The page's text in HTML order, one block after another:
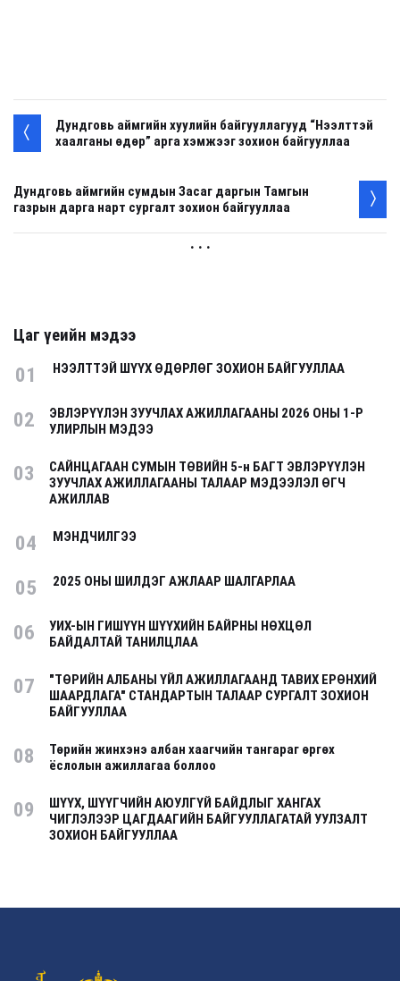
Дундговь аймгийн хуулийн байгууллагууд “Нээлттэй
хаалганы өдөр” арга хэмжээг зохион байгууллаа
Дундговь аймгийн сумдын Засаг даргын Тамгын
газрын дарга нарт сургалт зохион байгууллаа
. . .
Цаг үеийн мэдээ
01 НЭЭЛТТЭЙ ШҮҮХ ӨДӨРЛӨГ ЗОХИОН БАЙГУУЛЛАА
02
ЭВЛЭРҮҮЛЭН ЗУУЧЛАХ АЖИЛЛАГААНЫ 2026 ОНЫ 1-Р
УЛИРЛЫН МЭДЭЭ
03
САЙНЦАГААН СУМЫН ТӨВИЙН 5-н БАГТ ЭВЛЭРҮҮЛЭН
ЗУУЧЛАХ АЖИЛЛАГААНЫ ТАЛААР МЭДЭЭЛЭЛ ӨГЧ
АЖИЛЛАВ
04 МЭНДЧИЛГЭЭ
05 2025 ОНЫ ШИЛДЭГ АЖЛААР ШАЛГАРЛАА
06
УИХ-ЫН ГИШҮҮН ШҮҮХИЙН БАЙРНЫ НӨХЦӨЛ
БАЙДАЛТАЙ ТАНИЛЦЛАА
07
"ТӨРИЙН АЛБАНЫ ҮЙЛ АЖИЛЛАГААНД ТАВИХ ЕРӨНХИЙ
ШААРДЛАГА" СТАНДАРТЫН ТАЛААР СУРГАЛТ ЗОХИОН
БАЙГУУЛЛАА
08
Төрийн жинхэнэ албан хаагчийн тангараг өргөх
ёслолын ажиллагаа боллоо
09
ШҮҮХ, ШҮҮГЧИЙН АЮУЛГҮЙ БАЙДЛЫГ ХАНГАХ
ЧИГЛЭЛЭЭР ЦАГДААГИЙН БАЙГУУЛЛАГАТАЙ УУЛЗАЛТ
ЗОХИОН БАЙГУУЛЛАА